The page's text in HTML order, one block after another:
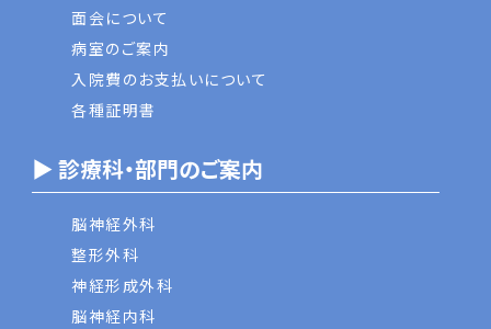
面会について
病室のご案内
入院費のお支払いについて
各種証明書
▶ 診療科・部門のご案内
脳神経外科
整形外科
神経形成外科
脳神経内科